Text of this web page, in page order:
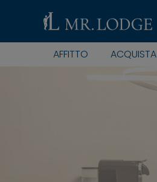
AFFITTO ACQUISTA